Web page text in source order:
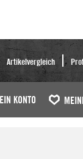
Artikelvergleich
KONTO